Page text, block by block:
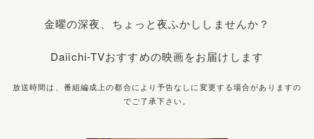
金曜の深夜、ちょっと夜ふかししませんか？
Daiichi-TVおすすめの映画をお届けします
放送時間は、番組編成上の都合により予告なしに変更する場合がありますの
でご了承下さい。